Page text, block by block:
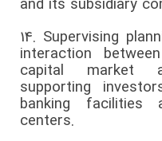
and its subsidiary
14. Supervising
interaction
capital market
supporting
banking facilities
centers.